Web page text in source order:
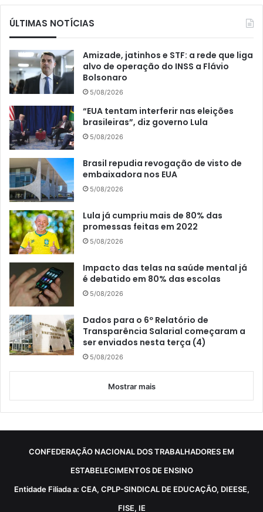
ÚLTIMAS NOTÍCIAS
Amizade, jatinhos e STF: a rede que liga
alvo de operação do INSS a Flávio
Bolsonaro
5/08/2026
“EUA tentam interferir nas eleições
brasileiras”, diz governo Lula
5/08/2026
Brasil repudia revogação de visto de
embaixadora nos EUA
5/08/2026
Lula já cumpriu mais de 80% das
promessas feitas em 2022
5/08/2026
Impacto das telas na saúde mental já
é debatido em 80% das escolas
5/08/2026
Dados para o 6º Relatório de
Transparência Salarial começaram a
ser enviados nesta terça (4)
5/08/2026
Mostrar mais
CONFEDERAÇÃO NACIONAL DOS TRABALHADORES EM
ESTABELECIMENTOS DE ENSINO
Entidade Filiada a: CEA, CPLP-SINDICAL DE EDUCAÇÃO, DIEESE,
FISE, IE